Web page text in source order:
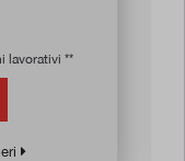
lavorativi **